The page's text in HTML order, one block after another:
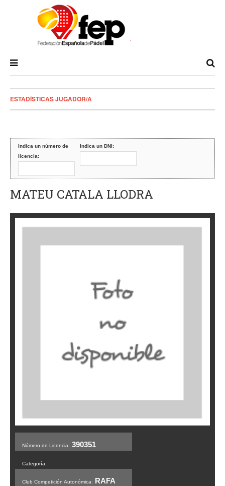
ESTADÍSTICAS JUGADOR/A
Indica un número de
licencia:
Indica un DNI:
MATEU CATALA LLODRA
Número de Licencia: 390351
Categoría:
Club Competición Autonómica: RAFA